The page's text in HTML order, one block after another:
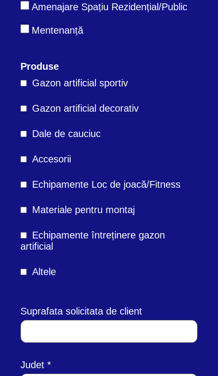
Amenajare Spațiu Rezidențial/Public
Mentenanță
Produse
Gazon artificial sportiv
Gazon artificial decorativ
Dale de cauciuc
Accesorii
Echipamente Loc de joacă/Fitness
Materiale pentru montaj
Echipamente întreținere gazon
artificial
Altele
Suprafata solicitata de client
Judet